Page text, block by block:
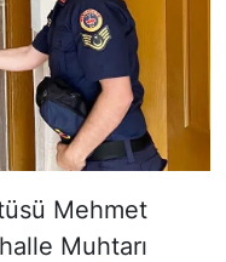
Mehmet
Muhtarı